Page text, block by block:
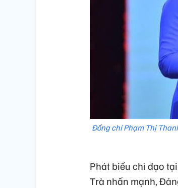
Đồng chí Phạm Thị
Phát biểu chỉ đạo
Trà nhấn mạnh,